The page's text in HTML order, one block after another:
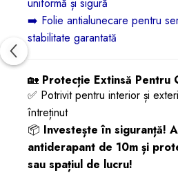
➡️ Folie antialunecare pentru
stabilitate garantată
🏡 Protecție Extinsă Pentru
✅ Potrivit pentru interior și
întreținut
📦 Investește în siguranță!
antiderapant de 10m și
sau spațiul de lucru!